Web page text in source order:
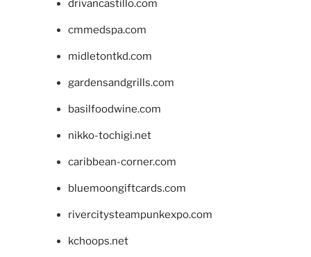
drivancastillo.com
cmmedspa.com
midletontkd.com
gardensandgrills.com
basilfoodwine.com
nikko-tochigi.net
caribbean-corner.com
bluemoongiftcards.com
rivercitysteampunkexpo.com
kchoops.net